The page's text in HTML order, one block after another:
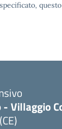
Villaggio